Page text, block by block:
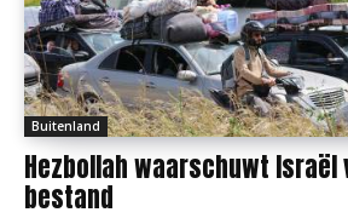
Buitenland
Hezbollah waarschuwt Israël
bestand